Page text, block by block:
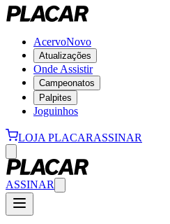
AcervoNovo
Atualizações
Onde Assistir
Campeonatos
Palpites
Joguinhos
LOJA PLACARASSINAR
ASSINAR